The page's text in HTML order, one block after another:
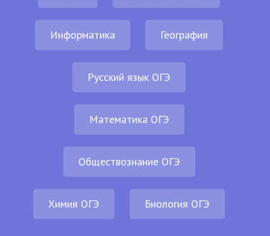
Информатика География
Русский язык ОГЭ
Математика ОГЭ
Обществознание ОГЭ
Химия ОГЭ Биология ОГЭ